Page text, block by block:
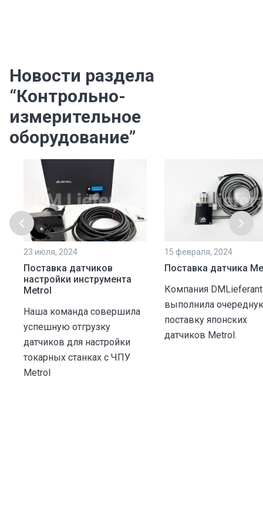
Новости раздела
“Контрольно-
измерительное
оборудование”
23 июля, 2024
Поставка датчиков
настройки инструмента
Metrol
Наша команда совершила
успешную отгрузку
датчиков для настройки
токарных станках с ЧПУ
Metrol
15 февраля, 2024
Поставка датчика
Компания DMLieferant
выполнила
поставку японских
датчиков Metrol.